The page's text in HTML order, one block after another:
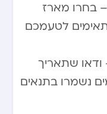
בחרו מארז
לטעמכם
ודאו שתאריך
נשמרו בתנאים